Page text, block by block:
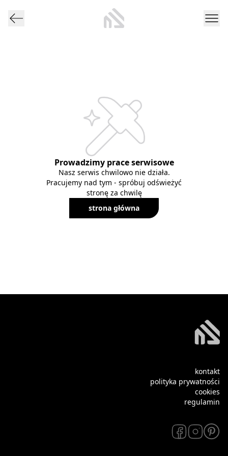
Prowadzimy prace serwisowe
Nasz serwis chwilowo nie działa.
Pracujemy nad tym - spróbuj odświeżyć
stronę za chwilę
strona główna
kontakt
polityka prywatności
cookies
regulamin